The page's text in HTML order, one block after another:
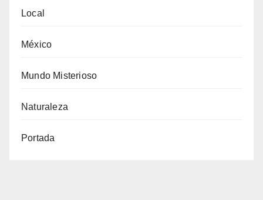
Local
México
Mundo Misterioso
Naturaleza
Portada